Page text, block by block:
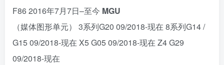
F86 2016年7月7日–至今 MGU
（媒体图形单元） 3系列G20 09/2018-现在 8系列G14 /
G15 09/2018-现在 X5 G05 09/2018-现在 Z4 G29
09/2018-现在